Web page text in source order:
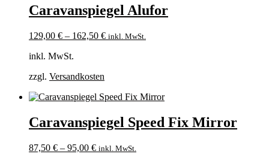
Caravanspiegel Alufor
129,00 € – 162,50 € inkl. MwSt.
inkl. MwSt.
zzgl. Versandkosten
Caravanspiegel Speed Fix Mirror
87,50 € – 95,00 € inkl. MwSt.